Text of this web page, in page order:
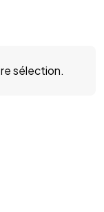
sélection.